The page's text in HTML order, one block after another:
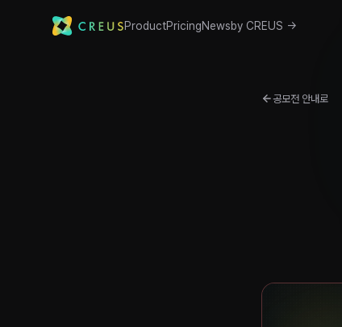
ProductPricingNewsby CREUS →
공모전 안내로